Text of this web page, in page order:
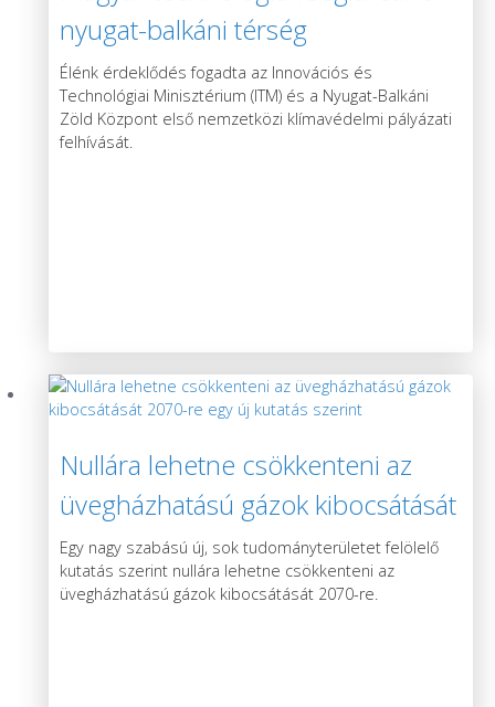
nyugat-balkáni térség
klímavédelmét
Élénk érdeklődés fogadta az Innovációs és
Technológiai Minisztérium (ITM) és a Nyugat-Balkáni
Zöld Központ első nemzetközi klímavédelmi pályázati
felhívását.
Nullára lehetne csökkenteni az
üvegházhatású gázok kibocsátását
2070-re egy új kutatás szerint
Egy nagy szabású új, sok tudományterületet felölelő
kutatás szerint nullára lehetne csökkenteni az
üvegházhatású gázok kibocsátását 2070-re.